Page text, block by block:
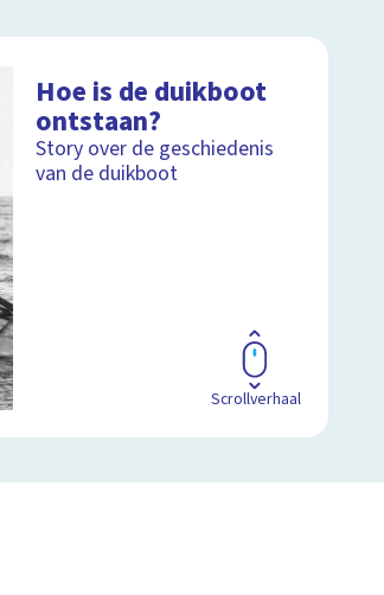
Hoe is de duikboot
ontstaan?
Story over de geschiedenis
van de duikboot
Scrollverhaal